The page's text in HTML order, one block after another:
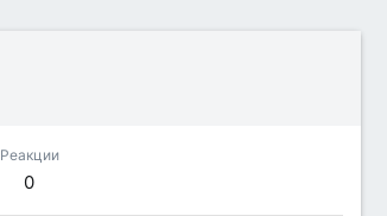
Реакции
0